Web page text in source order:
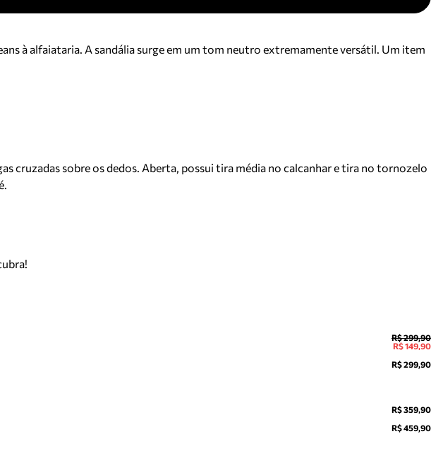
à alfaiataria. A sandália surge em um tom neutro extremamente versátil. Um item
cruzadas sobre os dedos. Aberta, possui tira média no calcanhar e tira no tornozelo
R$ 299,90
R$ 149,90
R$ 299,90
R$ 359,90
R$ 459,90